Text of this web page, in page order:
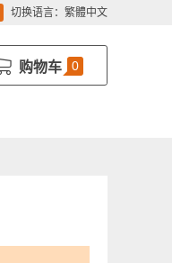
切换语言： 繁體中文
购物车 0